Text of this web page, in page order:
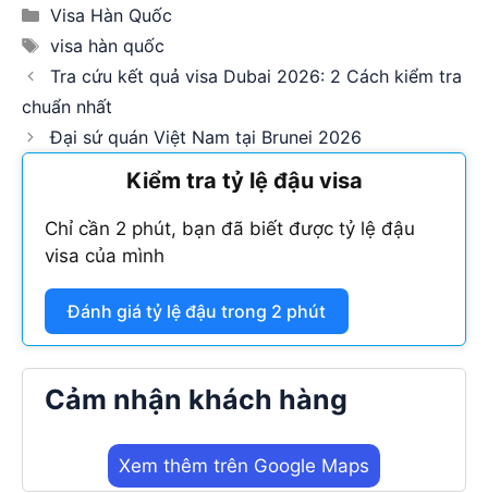
Categories
Visa Hàn Quốc
Tags
visa hàn quốc
Tra cứu kết quả visa Dubai 2026: 2 Cách kiểm tra
chuẩn nhất
Đại sứ quán Việt Nam tại Brunei 2026
Kiểm tra tỷ lệ đậu visa
Chỉ cần 2 phút, bạn đã biết được tỷ lệ đậu
visa của mình
Đánh giá tỷ lệ đậu trong 2 phút
Cảm nhận khách hàng
Xem thêm trên Google Maps